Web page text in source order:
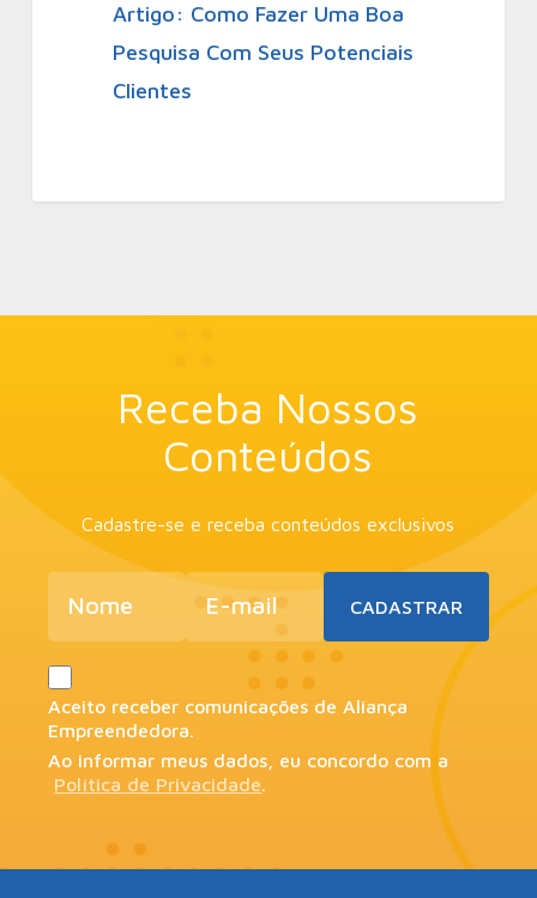
Artigo: Como Fazer Uma Boa
Pesquisa Com Seus Potenciais
Clientes
Receba Nossos
Conteúdos
Cadastre-se e receba conteúdos exclusivos
Aceito receber comunicações de Aliança
Empreendedora.
Ao informar meus dados, eu concordo com a
Política de Privacidade.